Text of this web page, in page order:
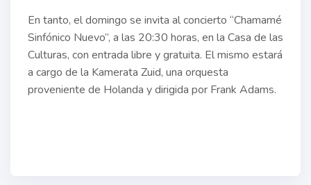
En tanto, el domingo se invita al concierto “Chamamé
Sinfónico Nuevo”, a las 20:30 horas, en la Casa de las
Culturas, con entrada libre y gratuita. El mismo estará
a cargo de la Kamerata Zuid, una orquesta
proveniente de Holanda y dirigida por Frank Adams.